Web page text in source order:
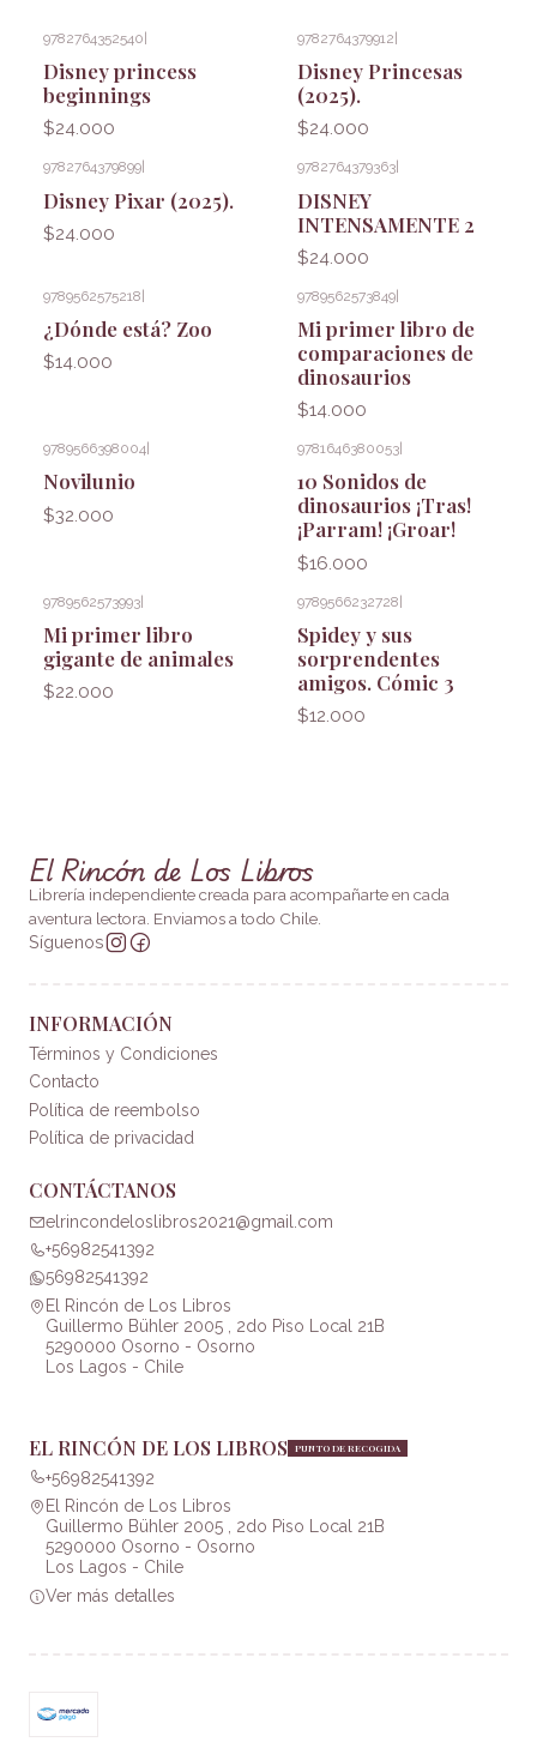
9782764352540
Disney princess
beginnings
$24.000
9782764379912
Disney Princesas
(2025).
$24.000
9782764379899
Disney Pixar (2025).
$24.000
9782764379363
DISNEY
INTENSAMENTE 2
$24.000
9789562575218|
¿Dónde está? Zoo
$14.000
9789562573849|
Mi primer libro de
comparaciones de
dinosaurios
$14.000
9789566398004
Novilunio
$32.000
9781646380053
10 Sonidos de
dinosaurios ¡Tras!
¡Parram! ¡Groar!
$16.000
9789562573993|
Mi primer libro
gigante de animales
$22.000
9789566232728|
Spidey y sus
sorprendentes
amigos. Cómic 3
$12.000
El Rincón de Los Libros
Librería independiente creada para acompañarte en cada
aventura lectora. Enviamos a todo Chile.
Síguenos
INFORMACIÓN
Términos y Condiciones
Contacto
Política de reembolso
Política de privacidad
CONTÁCTANOS
elrincondeloslibros2021@gmail.com
+56982541392
56982541392
El Rincón de Los Libros
Guillermo Bühler 2005 , 2do Piso Local 21B
5290000 Osorno - Osorno
Los Lagos - Chile
EL RINCÓN DE LOS LIBROS PUNTO DE RECOGIDA
+56982541392
El Rincón de Los Libros
Guillermo Bühler 2005 , 2do Piso Local 21B
5290000 Osorno - Osorno
Los Lagos - Chile
Ver más detalles